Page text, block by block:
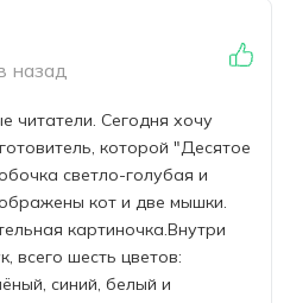
назад
читатели. Сегодня хочу
которой "Десятое
светло-голубая и
кот и две мышки.
картиночка.Внутри
всего шесть цветов:
синий, белый и